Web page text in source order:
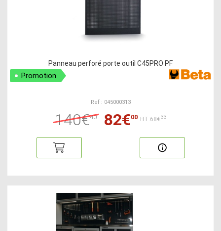
Panneau perforé porte outil C45PRO PF
Promotion
Ref : 045000313
140€40 82€00 HT:68€33